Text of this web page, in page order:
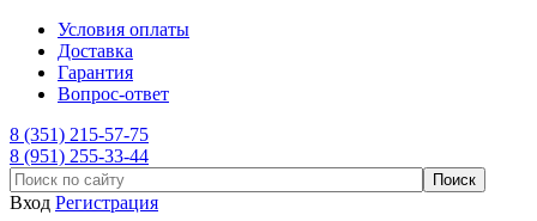
Условия оплаты
Доставка
Гарантия
Вопрос-ответ
8 (351) 215-57-75
8 (951) 255-33-44
Вход Регистрация